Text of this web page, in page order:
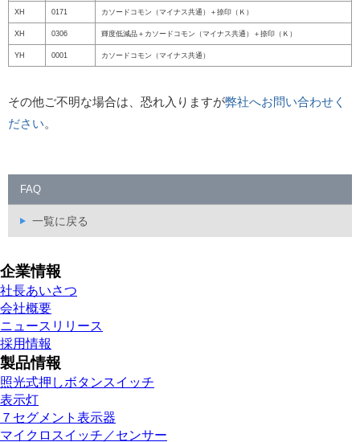
XH 0171 カソードコモン（マイナス共通）＋捺印（Ｋ）
XH 0306 輝度低減品＋カソードコモン（マイナス共通）＋捺印（Ｋ）
YH 0001 カソードコモン（マイナス共通）
その他ご不明な場合は、恐れ入りますが弊社へお問い合わせく
ださい。
FAQ
一覧に戻る
企業情報
社長あいさつ
会社概要
ニュースリリース
採用情報
製品情報
照光式押しボタンスイッチ
表示灯
７セグメント表示器
マイクロスイッチ／センサー